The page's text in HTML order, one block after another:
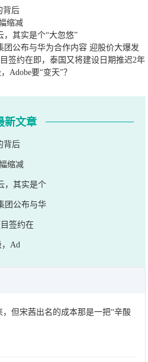
背后
缩减
，其实是个“大忽悠”
团公布与华为合作内容 迎股价大爆发
签约在即，泰国又将建设日期推迟2年
Adobe要“变天”？
新文章
背后
缩减
，其实是个
团公布与华
签约在
，Ad
但宋茜出名的成本那是一把“辛酸